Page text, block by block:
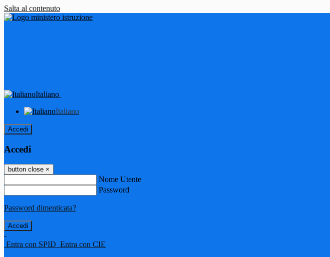
Salta al contenuto
Italiano
Italiano
Accedi
Accedi
button close ×
Nome Utente
Password
Password dimenticata?
-
Entra con SPID Entra con CIE